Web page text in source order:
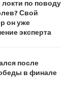
по поводу
Свой
он уже
эксперта
после
в финале